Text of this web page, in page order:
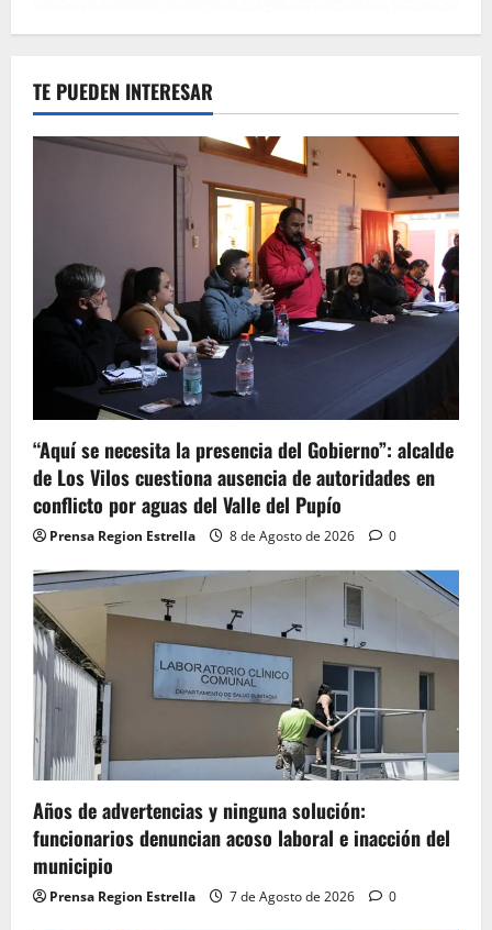
TE PUEDEN INTERESAR
“Aquí se necesita la presencia del Gobierno”: alcalde
de Los Vilos cuestiona ausencia de autoridades en
conflicto por aguas del Valle del Pupío
Prensa Region Estrella 8 de Agosto de 2026 0
Años de advertencias y ninguna solución:
funcionarios denuncian acoso laboral e inacción del
municipio
Prensa Region Estrella 7 de Agosto de 2026 0